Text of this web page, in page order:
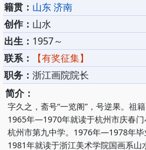
籍贯： 山东 济南
创作： 山水
出生： 1957～
联系：
【有奖征集】
职务： 浙江画院院长
简介：
字久之，斋号“一览阁”，号逆果。祖
1965年—1970年就读于杭州市庆春
杭州市第九中学。1976年—1978年
1981年就读于浙江美术学院国画系